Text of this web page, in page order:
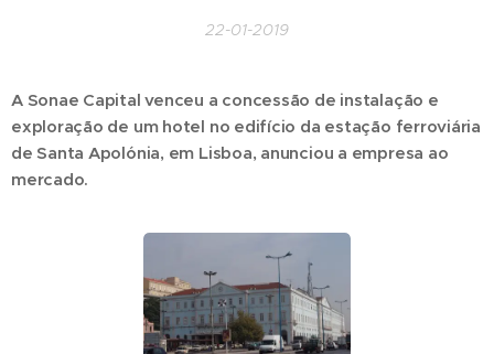
22-01-2019
A Sonae Capital venceu a concessão de instalação e
exploração de um hotel no edifício da estação ferroviária
de Santa Apolónia, em Lisboa, anunciou a empresa ao
mercado.